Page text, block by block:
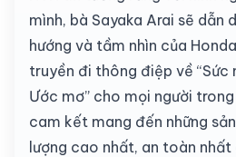
mình, bà Sayaka Arai sẽ dẫn
hướng và tầm nhìn của
truyền đi thông điệp về “Sức
Ước mơ” cho mọi người
cam kết mang đến những
lượng cao nhất, an toàn